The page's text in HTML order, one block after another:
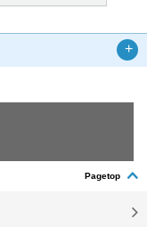
Pagetop